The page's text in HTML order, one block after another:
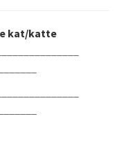
kat/katte